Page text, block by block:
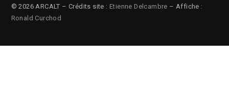
© 2026 ARCALT – Crédits site : Etienne Delcambre – Affiche :
Ronald Curchod